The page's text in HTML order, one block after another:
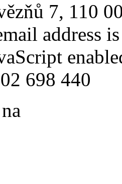
7, 110
address
698 440